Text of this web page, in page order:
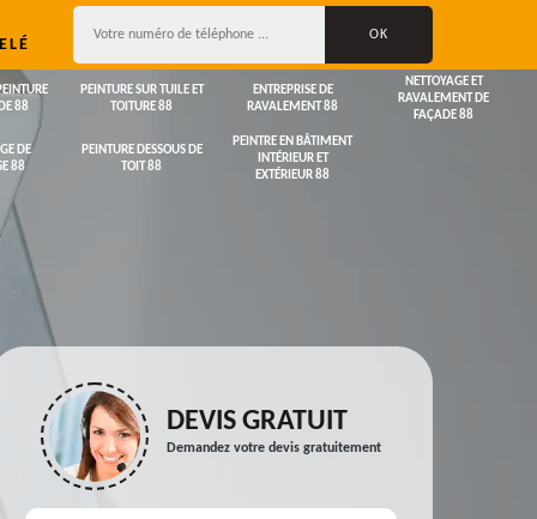
88
PEINTURE SUR TUILE ET
TOITURE 88
ENTREPRISE DE
RAVALEMENT 88
NETTOYAGE ET
RAVALEMENT DE
FAÇADE 88
DE
88
PEINTURE DESSOUS DE
TOIT 88
PEINTRE EN BÂTIMENT
INTÉRIEUR ET
EXTÉRIEUR 88
DEVIS GRATUIT
Demandez votre devis gratuitement